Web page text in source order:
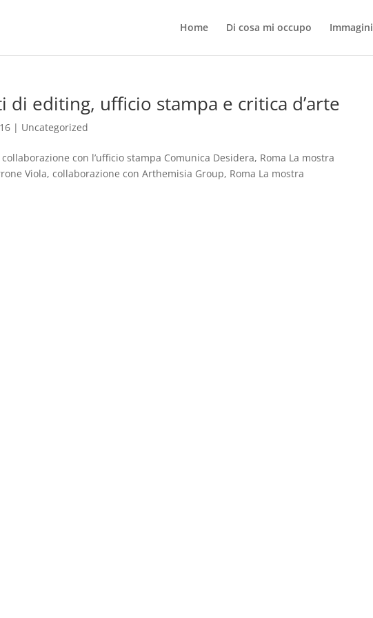
Home Di cosa mi occupo Immagini
di editing, ufficio stampa e critica d’arte
| Uncategorized
con l’ufficio stampa Comunica Desidera, Roma La mostra
Viola, collaborazione con Arthemisia Group, Roma La mostra